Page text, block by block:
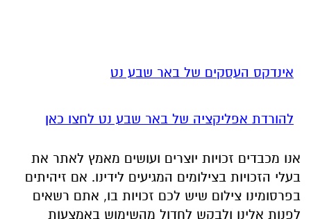
אינדקס העסקים של באר שבע נט
להורדת אפליקציה של באר שבע נט לחצו כאן
אנו מכבדים זכויות יוצרים ועושים מאמץ לאתר את
בעלי הזכויות בצילומים המגיעים לידינו. אם זיהיתים
בפרסומינו צילום שיש לכם זכויות בו, אתם רשאים
לפנות אלינו ולבקש לחדול מהשימוש באמצעות